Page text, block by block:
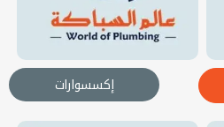
إكسسوارات